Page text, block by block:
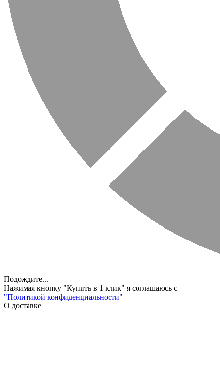
Подождите...
Нажимая кнопку "Купить в 1 клик" я соглашаюсь с
"Политикой конфиденциальности"
О доставке